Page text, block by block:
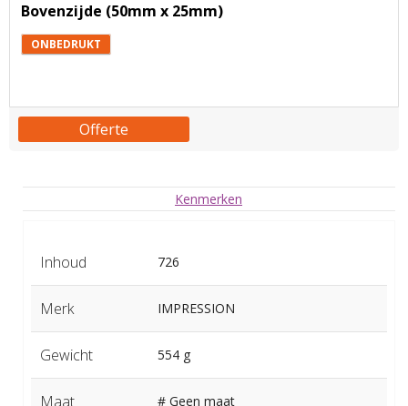
Bovenzijde (50mm x 25mm)
ONBEDRUKT
Offerte
Kenmerken
Inhoud 726
Merk IMPRESSION
Gewicht 554 g
Maat # Geen maat